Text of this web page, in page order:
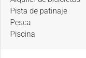
Pista de patinaje
Pesca
Piscina